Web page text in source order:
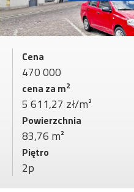
Cena
470 000
cena za m2
5 611,27 zł/m²
Powierzchnia
83,76 m²
Piętro
2p